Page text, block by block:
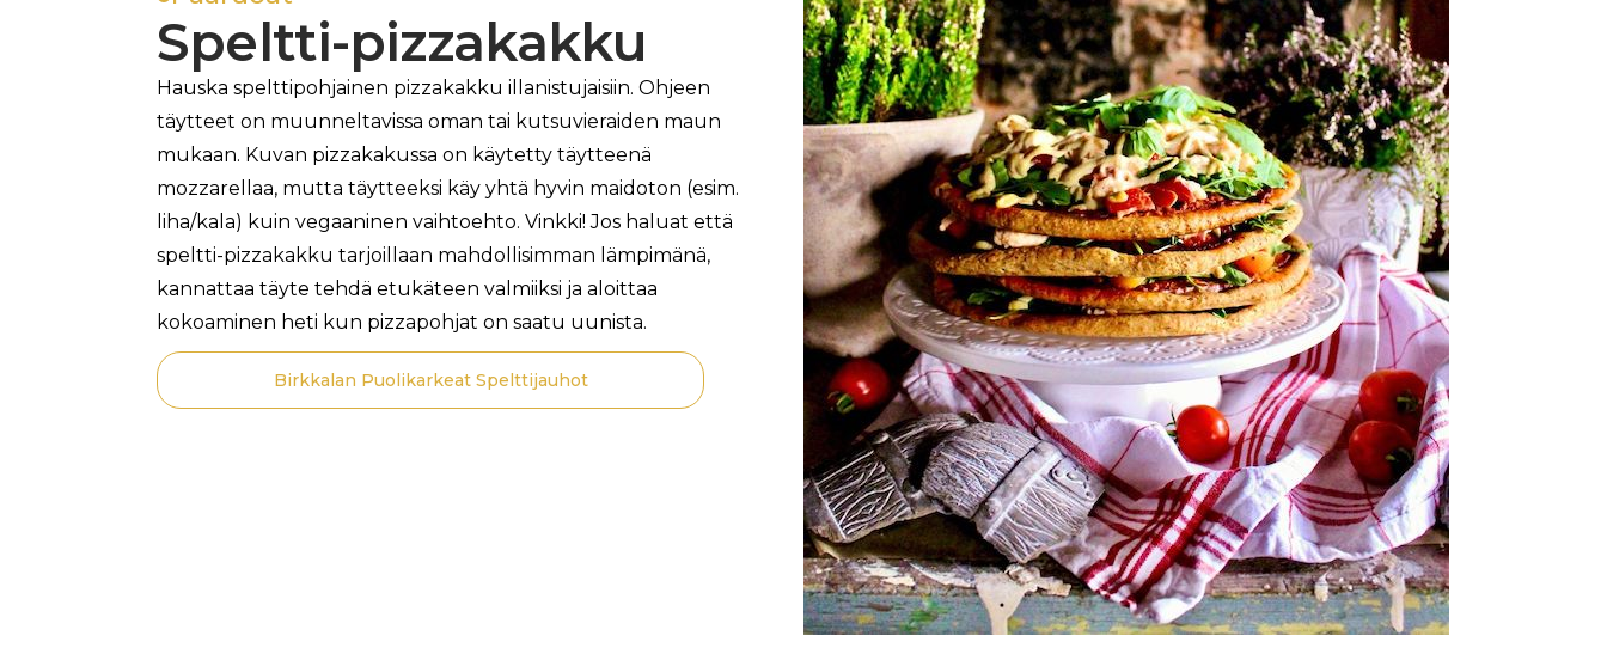
Speltti-pizzakakku
Hauska spelttipohjainen pizzakakku illanistujaisiin. Ohjeen
täytteet on muunneltavissa oman tai kutsuvieraiden maun
mukaan. Kuvan pizzakakussa on käytetty täytteenä
mozzarellaa, mutta täytteeksi käy yhtä hyvin maidoton (esim.
liha/kala) kuin vegaaninen vaihtoehto. Vinkki! Jos haluat että
speltti-pizzakakku tarjoillaan mahdollisimman lämpimänä,
kannattaa täyte tehdä etukäteen valmiiksi ja aloittaa
kokoaminen heti kun pizzapohjat on saatu uunista.
Birkkalan Puolikarkeat Spelttijauhot